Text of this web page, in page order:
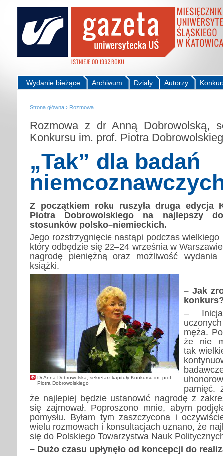
Autorzy
Działy
Archiwum
Wydanie bieżące
Strona główna › Rozmowa
Rozmowa z dr Anną Dobrowolską,
Konkursu im. prof. Piotra
„Tak” dla badań
Z początkiem roku ruszyła druga edycja
Piotra Dobrowolskiego na najlepszy
stosunków polsko–niemieckich.
Jego rozstrzygnięcie nastąpi podczas wielkiego
który odbędzie się 22–24 września w
nagrodę pieniężną oraz możliwość
książki.
Dr Anna Dobrowolska, sekretarz kapituły Konkursu im. prof.
Piotra Dobrowolskiego
– Jak
–
męża.
że nie
tak
pamięć.
że najlepiej będzie ustanowić nagrodę z
się zajmował. Poproszono mnie, abym
pomysłu. Byłam tym zaszczycona i
wielu rozmowach i konsultacjach uznano, że
się do Polskiego Towarzystwa Nauk
– Dużo czasu upłynęło od koncepcji do